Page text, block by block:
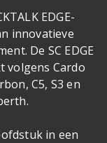
EDGE-
innovatieve
De SC EDGE
volgens Cardo
C5, S3 en
in een